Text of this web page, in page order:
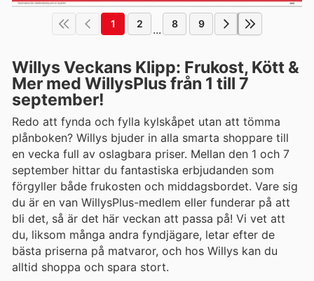
1 2 ... 8 9
Willys Veckans Klipp: Frukost, Kött &
Mer med WillysPlus från 1 till 7
september!
Redo att fynda och fylla kylskåpet utan att tömma
plånboken? Willys bjuder in alla smarta shoppare till
en vecka full av oslagbara priser. Mellan den 1 och 7
september hittar du fantastiska erbjudanden som
förgyller både frukosten och middagsbordet. Vare sig
du är en van WillysPlus-medlem eller funderar på att
bli det, så är det här veckan att passa på! Vi vet att
du, liksom många andra fyndjägare, letar efter de
bästa priserna på matvaror, och hos Willys kan du
alltid shoppa och spara stort.